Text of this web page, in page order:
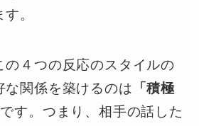
。
の４つの反応のスタイルの
な関係を築けるのは 「積極
す。つまり、相手の話した